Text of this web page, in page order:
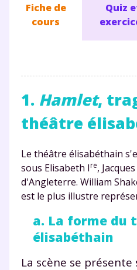
Fiche de
cours
Quiz
1. Hamlet,
théâtre
Le théâtre élisabéthain
sous Elisabeth Ire, Jacques
d'Angleterre. William
est le plus illustre
a. La forme du
élisabéthain
La scène se